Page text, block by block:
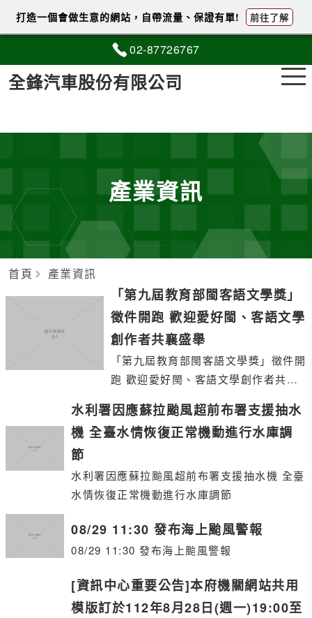
02-87726767
全鋒汽車股份有限公司
產業資訊
首頁 產業資訊
「第九屆教育部閩客語文學獎」
徵件開跑 歡迎愛好閩、客語文學
創作者共襄盛舉
「第九屆教育部閩客語文學獎」徵件開
跑 歡迎愛好閩、客語文學創作者共襄
水利署因應蘇拉颱風超前布署支援抽水
機 全臺水情恢復正常機動進行水庫調
節
水利署因應蘇拉颱風超前布署支援抽水機 全臺
水情恢復正常機動進行水庫調節
08/29 11:30 發布海上颱風警報
08/29 11:30 發布海上颱風警報
[資訊中心重要公告]本府機關網站共用
模版訂於112年8月28日(週一)19:00至
打造一個會做生意的網站，自帶流量、保證有單! 前往了解